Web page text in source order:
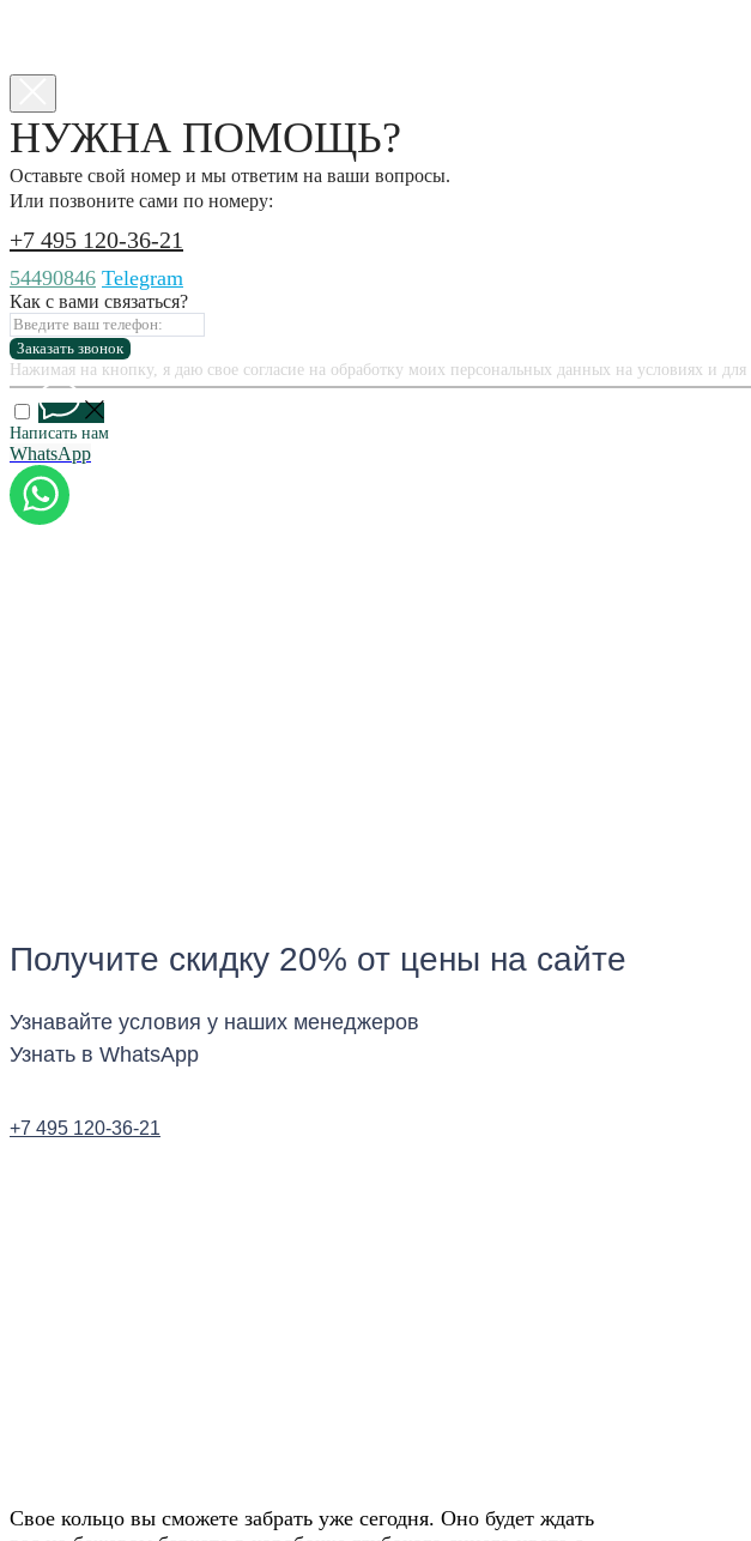
Получите скидку 20% от цены на сайте
Узнавайте условия у наших менеджеров
Узнать в WhatsApp
+7 495 120-36-21
НУЖНА ПОМОЩЬ?
Оставьте свой номер и мы ответим на ваши вопросы.
Или позвоните сами по номеру:
+7 495 120-36-21
54490846 Telegram
Как с вами связаться?
Заказать звонок
Нажимая на кнопку, я даю свое согласие на обработку моих персональных данных на условиях и
Написать нам
WhatsApp
от цены на сайте
Свое кольцо вы сможете забрать уже сегодня. Оно будет ждать